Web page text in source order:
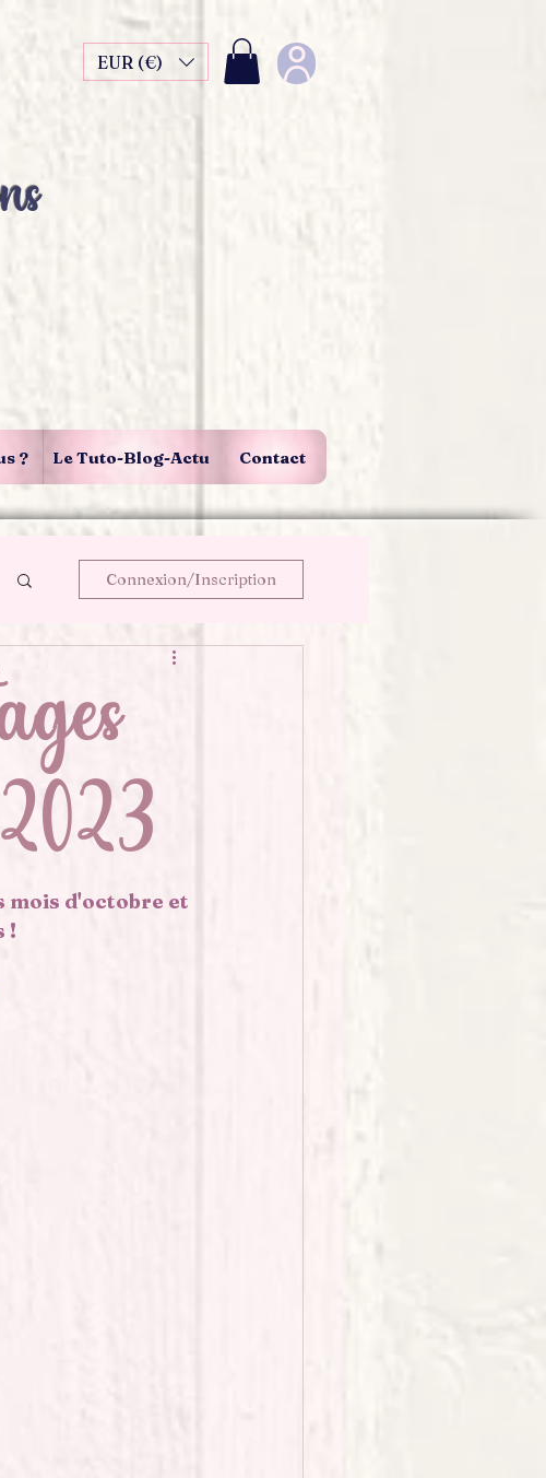
EUR (€)
? Le Tuto-Blog-Actu Contact
Connexion/Inscription
mois d'octobre et
!